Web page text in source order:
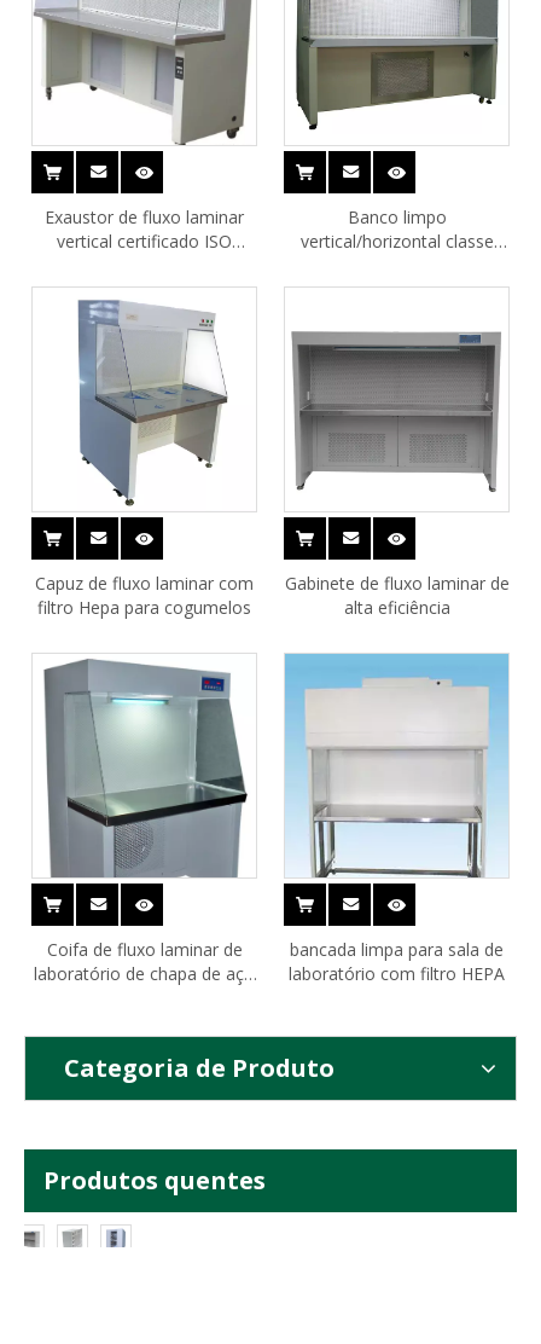
Exaustor de fluxo laminar
vertical certificado ISO
Banco limpo
vertical/horizontal classe
Capuz de fluxo laminar com
filtro Hepa para cogumelos
Gabinete de fluxo laminar de
alta eficiência
Coifa de fluxo laminar de
laboratório de chapa de aço
bancada limpa para sala de
laboratório com filtro HEPA
Categoria de Produto
Produtos quentes